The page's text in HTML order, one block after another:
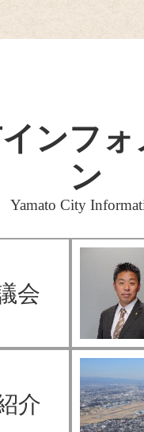
ンフ
ン
Yamato City
会
介